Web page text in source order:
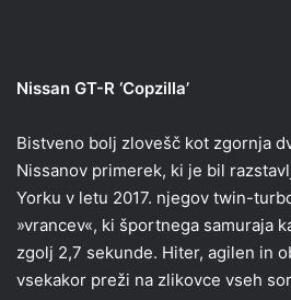
Nissan GT-R ‘Copzilla’
Bistveno bolj zlovešč kot zgornja
Nissanov primerek, ki je bil
Yorku v letu 2017. njegov twin-
»vrancev«, ki športnega samuraja
zgolj 2,7 sekunde. Hiter, agilen in
vsekakor preži na zlikovce vseh